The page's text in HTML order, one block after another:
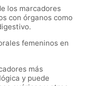
los marcadores
con órganos como
femeninos en
más
y puede